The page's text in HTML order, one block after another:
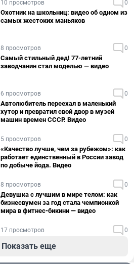
10 просмотров 0
Охотник на школьниц: видео об одном из
самых жестоких маньяков
8 просмотров 0
Самый стильный дед! 77-летний
заводчанин стал моделью — видео
6 просмотров 0
Автолюбитель переехал в маленький
хутор и превратил свой двор в музей
машин времен СССР. Видео
5 просмотров 0
«Качество лучше, чем за рубежом»: как
работает единственный в России завод
по добыче йода. Видео
8 просмотров 0
Девушка с лучшим в мире телом: как
бизнесвумен за год стала чемпионкой
мира в фитнес-бикини — видео
17 просмотров 0
Показать еще